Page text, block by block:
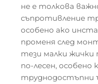
не е толкова
съпротивление
особено ако
променя след
тези малки
по-лесен,
труднодостъпни